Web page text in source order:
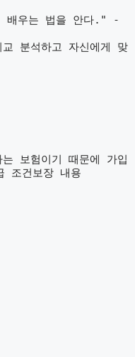
배우는 법을 안다." -
분석하고 자신에게 맞
보험이기 때문에 가입
조건보장 내용